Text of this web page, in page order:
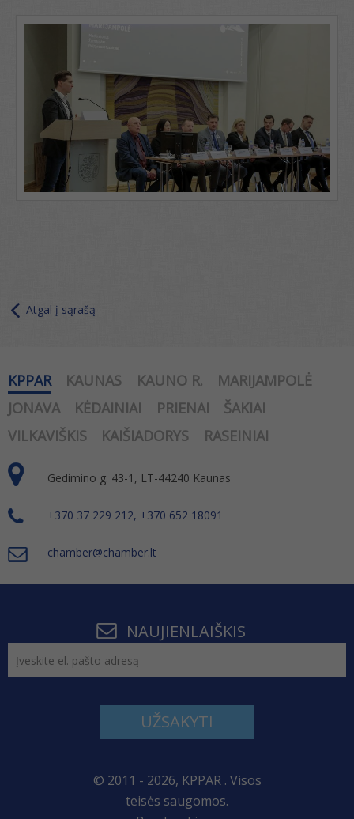
Atgal į sąrašą
KPPAR KAUNAS KAUNO R.
MARIJAMPOLĖ
JONAVA
KĖDAINIAI PRIENAI
ŠAKIAI
VILKAVIŠKIS
KAIŠIADORYS RASEINIAI
Gedimino g. 43-1, LT-44240 Kaunas
+370 37 229 212, +370 652 18091
chamber@chamber.lt
NAUJIENLAIŠKIS
UŽSAKYTI
© 2011 - 2026, KPPAR . Visos
teisės saugomos.